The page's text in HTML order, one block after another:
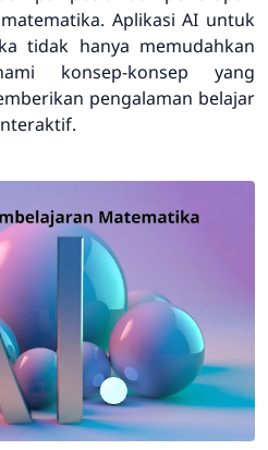
Aplikasi AI untuk
tidak hanya memudahkan
konsep-konsep yang
pengalaman belajar